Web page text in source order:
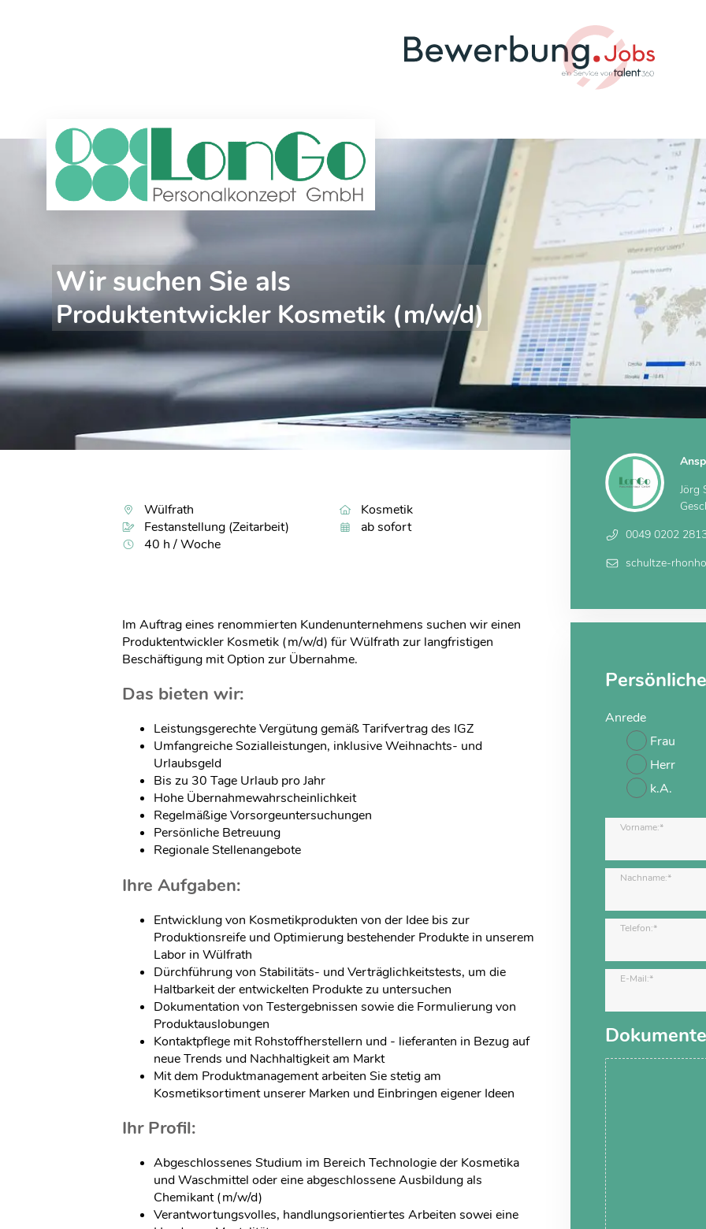
Wir suchen Sie als
Produktentwickler Kosmetik (m/w/d)
Jörg
0049 0202
schultze-
Anrede
Frau
Herr
k.A.
Vorname:*
Nachname:*
Telefon:*
E-Mail:*
Dokumente
Wülfrath
Festanstellung (Zeitarbeit)
40 h / Woche
Kosmetik
ab sofort
Im Auftrag eines renommierten Kundenunternehmens suchen wir einen
Produktentwickler Kosmetik (m/w/d) für Wülfrath zur langfristigen
Beschäftigung mit Option zur Übernahme.
Das bieten wir:
Leistungsgerechte Vergütung gemäß Tarifvertrag des IGZ
Umfangreiche Sozialleistungen, inklusive Weihnachts- und
Urlaubsgeld
Bis zu 30 Tage Urlaub pro Jahr
Hohe Übernahmewahrscheinlichkeit
Regelmäßige Vorsorgeuntersuchungen
Persönliche Betreuung
Regionale Stellenangebote
Ihre Aufgaben:
Entwicklung von Kosmetikprodukten von der Idee bis zur
Produktionsreife und Optimierung bestehender Produkte in unserem
Labor in Wülfrath
Dürchführung von Stabilitäts- und Verträglichkeitstests, um die
Haltbarkeit der entwickelten Produkte zu untersuchen
Dokumentation von Testergebnissen sowie die Formulierung von
Produktauslobungen
Kontaktpflege mit Rohstoffherstellern und - lieferanten in Bezug auf
neue Trends und Nachhaltigkeit am Markt
Mit dem Produktmanagement arbeiten Sie stetig am
Kosmetiksortiment unserer Marken und Einbringen eigener Ideen
Ihr Profil:
Abgeschlossenes Studium im Bereich Technologie der Kosmetika
und Waschmittel oder eine abgeschlossene Ausbildung als
Chemikant (m/w/d)
Verantwortungsvolles, handlungsorientiertes Arbeiten sowei eine